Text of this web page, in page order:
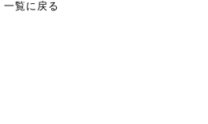
一覧に戻る